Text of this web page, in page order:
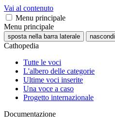
Vai al contenuto
Menu principale
Menu principale
sposta nella barra laterale nascondi
Cathopedia
Tutte le voci
L'albero delle categorie
Ultime voci inserite
Una voce a caso
Progetto internazionale
Documentazione